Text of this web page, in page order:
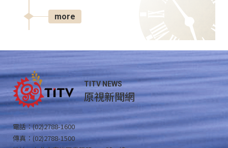
more
TITV NEWS
原視新聞網
電話：(02)2788-1600
傳真：(02)2788-1500